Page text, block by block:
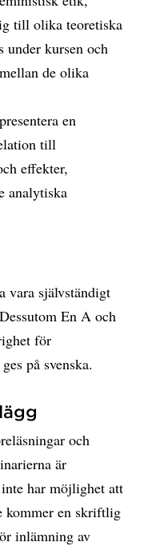
till olika teoretiska
under kursen och
de olika
en
till
effekter,
analytiska
vara självständigt
En A och
för
på svenska.
och
är
har möjlighet att
en skriftlig
inlämning av